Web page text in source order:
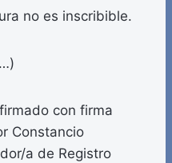
no es inscribible.
con firma
Constancio
a de Registro